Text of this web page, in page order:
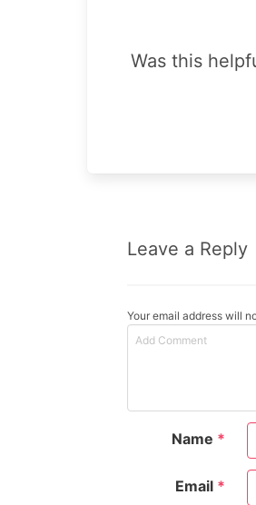
Was this
Leave a Reply
Your email address will
Name *
Email *